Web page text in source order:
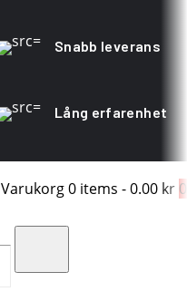
Snabb leverans
Lång erfarenhet
Varukorg0 items -0.00 kr 0